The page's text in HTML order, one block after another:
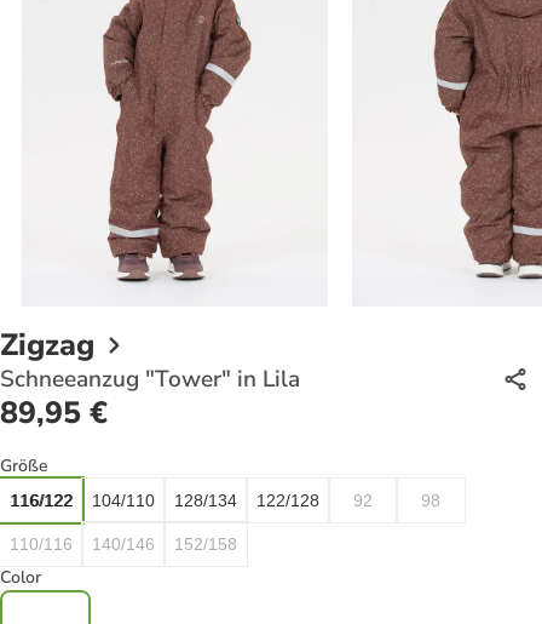
Zigzag
Schneeanzug "Tower" in Lila
89,95 €
Größe
116/122 104/110 128/134 122/128 92 98
110/116 140/146 152/158
Color